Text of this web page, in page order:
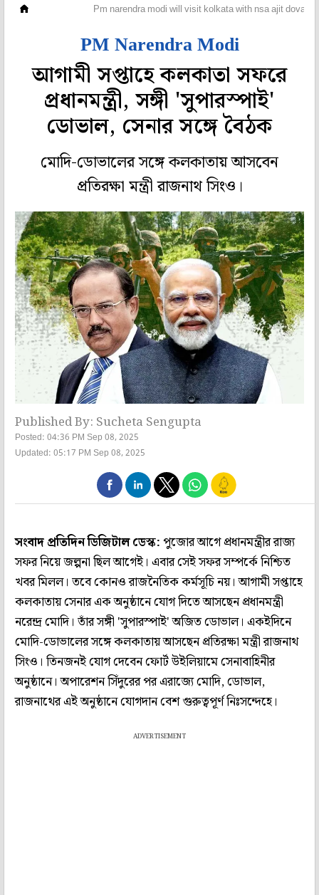
Pm narendra modi will visit kolkata with nsa ajit doval
PM Narendra Modi
আগামী সপ্তাহে কলকাতা সফরে
প্রধানমন্ত্রী, সঙ্গী 'সুপারস্পাই'
ডোভাল, সেনার সঙ্গে বৈঠক
মোদি-ডোভালের সঙ্গে কলকাতায় আসবেন
প্রতিরক্ষা মন্ত্রী রাজনাথ সিংও।
Published By: Sucheta Sengupta
Posted: 04:36 PM Sep 08, 2025
Updated: 05:17 PM Sep 08, 2025
সংবাদ প্রতিদিন ডিজিটাল ডেস্ক:পুজোর আগে প্রধানমন্ত্রীর রাজ্য
সফর নিয়ে জল্পনা ছিল আগেই। এবার সেই সফর সম্পর্কে নিশ্চিত
খবর মিলল। তবে কোনও রাজনৈতিক কর্মসূচি নয়। আগামী সপ্তাহে
কলকাতায় সেনার এক অনুষ্ঠানে যোগ দিতে আসছেন প্রধানমন্ত্রী
নরেন্দ্র মোদি। তাঁর সঙ্গী 'সুপারস্পাই' অজিত ডোভাল। একইদিনে
মোদি-ডোভালের সঙ্গে কলকাতায় আসছেন প্রতিরক্ষা মন্ত্রী রাজনাথ
সিংও। তিনজনই যোগ দেবেন ফোর্ট উইলিয়ামে সেনাবাহিনীর
অনুষ্ঠানে। অপারেশন সিঁদুরের পর এরাজ্যে মোদি, ডোভাল,
রাজনাথের এই অনুষ্ঠানে যোগদান বেশ গুরুত্বপূর্ণ নিঃসন্দেহে।
ADVERTISEMENT